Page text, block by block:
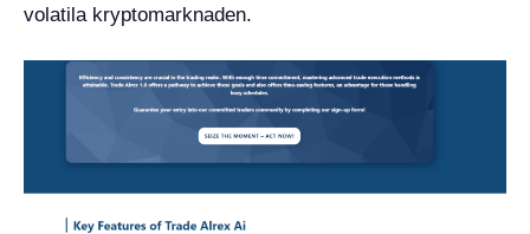
volatila kryptomarknaden.